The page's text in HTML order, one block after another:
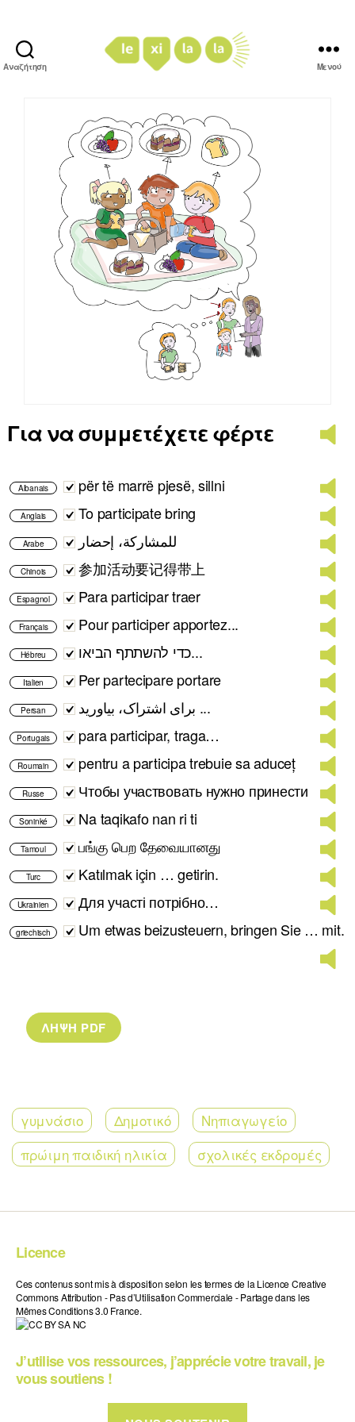
Αναζήτηση Μενού
Για να συμμετέχετε φέρτε
Albanais për të marrë pjesë, sillni
Anglais To participate bring
Arabe للمشاركة، إحضار
Chinois 参加活动要记得带上
Espagnol Para participar traer
Français Pour participer apportez...
Hébreu כדי להשתתף הביאו...
Italien Per partecipare portare
Persan برای اشتراک، بیاورید ...
Portugais para participar, traga…
Roumain pentru a participa trebuie sa aduceț
Russe Чтобы участвовать нужно принести
Soninké Na taqikafo nan ri ti
Tamoul பங்கு பெற தேவையானது
Turc Katılmak için … getirin.
Ukrainien Для участі потрібно…
griechisch Um etwas beizusteuern, bringen Sie … mit.
γυμνάσιο Δημοτικό
Νηπιαγωγείο
πρώιμη παιδική ηλικία
σχολικές εκδρομές
Licence
Ces contenus sont mis à disposition selon les termes de la Licence Creative
Commons Attribution - Pas d’Utilisation Commerciale - Partage dans les
Mêmes Conditions 3.0 France.
J’utilise vos ressources, j’apprécie votre travail, je
vous soutiens !